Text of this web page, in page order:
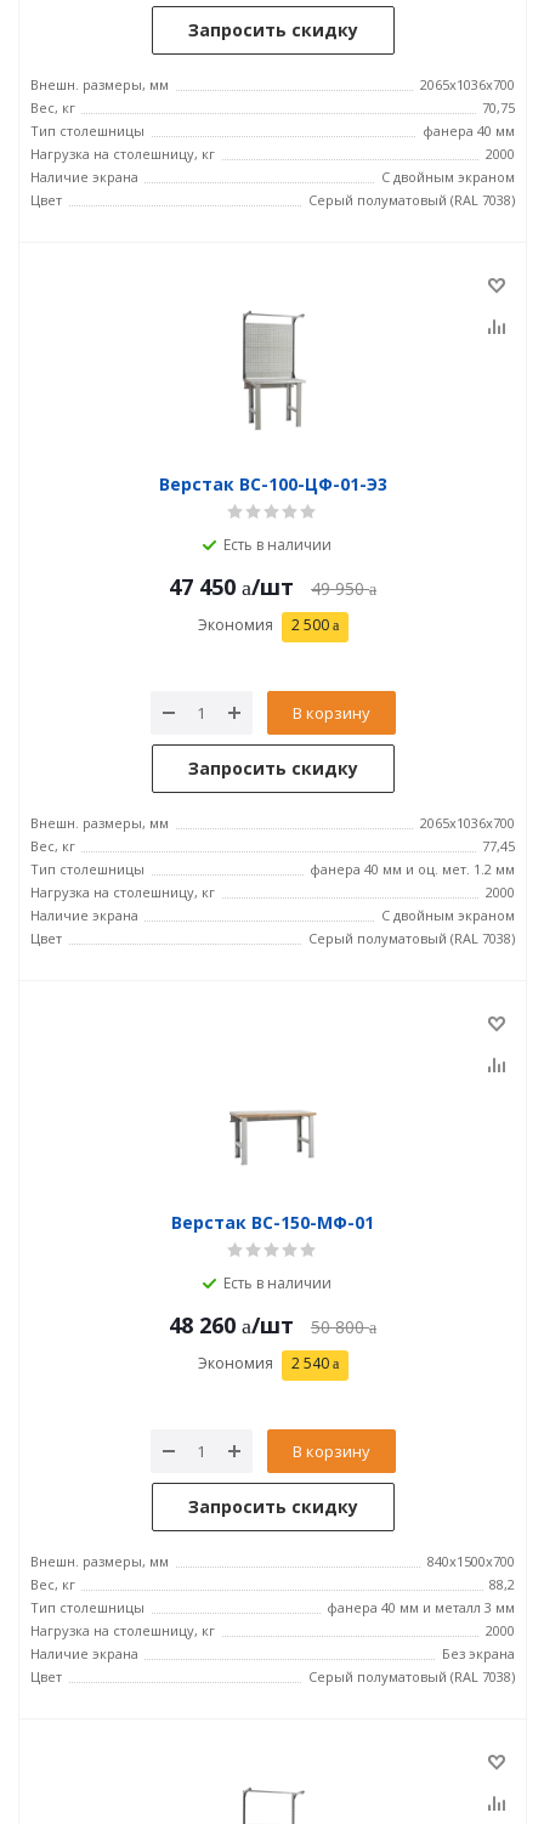
Запросить скидку
Внешн. размеры, мм
2065x1036x700
Вес, кг
70,75
Тип столешницы
фанера 40 мм
Нагрузка на столешницу, кг
2000
Наличие экрана
С двойным экраном
Цвет
Серый полуматовый (RAL 7038)
Верстак ВС-100-ЦФ-01-Э3
Есть в наличии
47 450 /шт 49 950
Экономия 2 500
В корзину
Запросить скидку
Внешн. размеры, мм
2065x1036x700
Вес, кг
77,45
Тип столешницы
фанера 40 мм и оц. мет. 1.2 мм
Нагрузка на столешницу, кг
2000
Наличие экрана
С двойным экраном
Цвет
Серый полуматовый (RAL 7038)
Верстак ВС-150-МФ-01
Есть в наличии
48 260 /шт 50 800
Экономия 2 540
В корзину
Запросить скидку
Внешн. размеры, мм
840x1500x700
Вес, кг
88,2
Тип столешницы
фанера 40 мм и металл 3 мм
Нагрузка на столешницу, кг
2000
Наличие экрана
Без экрана
Цвет
Серый полуматовый (RAL 7038)